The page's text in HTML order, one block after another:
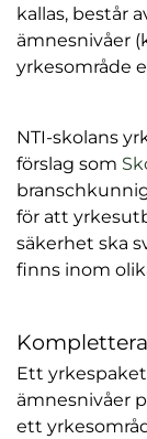
kallas, består
ämnesnivåer
yrkesområde
NTI-skolans
förslag som
för att
säkerhet ska
finns inom
Ett
ämnesnivåer
ett